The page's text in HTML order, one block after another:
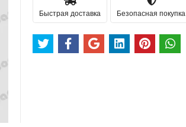
Быстрая доставка Безопасная покупка